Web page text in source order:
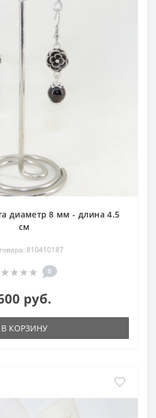
диаметр 8 мм - длина 4.5
см
810410187
0
руб.
В КОРЗИНУ